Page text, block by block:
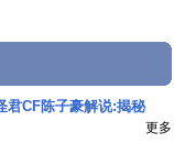
君CF陈子豪解说:揭秘
更多